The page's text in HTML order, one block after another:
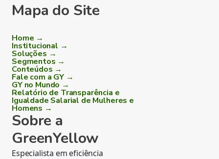
Mapa do Site
Home →
Institucional →
Soluções →
Segmentos →
Conteúdos →
Fale com a GY →
GY no Mundo →
Relatório de Transparência e
Igualdade Salarial de Mulheres e
Homens →
Sobre a
GreenYellow
Especialista em eficiência